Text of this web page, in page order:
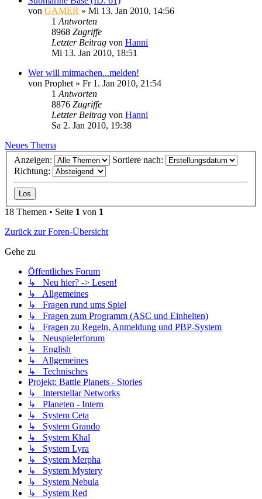
von GAMER » Mi 13. Jan 2010, 14:56
1 Antworten
8968 Zugriffe
Letzter Beitrag von Hanni
Mi 13. Jan 2010, 18:51
Wer will mitmachen...melden!
von Prophet » Fr 1. Jan 2010, 21:54
1 Antworten
8876 Zugriffe
Letzter Beitrag von Hanni
Sa 2. Jan 2010, 19:38
Neues Thema
Anzeigen:
Sortiere nach:
Richtung:
18 Themen • Seite 1 von 1
Zurück zur Foren-Übersicht
Gehe zu
Öffentliches Forum
↳ Neu hier? -> Lesen!
↳ Allgemeines
↳ Fragen rund ums Spiel
↳ Fragen zum Programm (ASC und Einheiten)
↳ Fragen zu Regeln, Anmeldung und PBP-System
↳ Neuspielerforum
↳ English
↳ Allgemeines
↳ Technisches
Projekt: Battle Planets - Stories
↳ Interstellar Networks
↳ Planeten - Intern
↳ System Ceta
↳ System Grando
↳ System Khal
↳ System Lyra
↳ System Merpha
↳ System Mystery
↳ System Nebula
↳ System Red